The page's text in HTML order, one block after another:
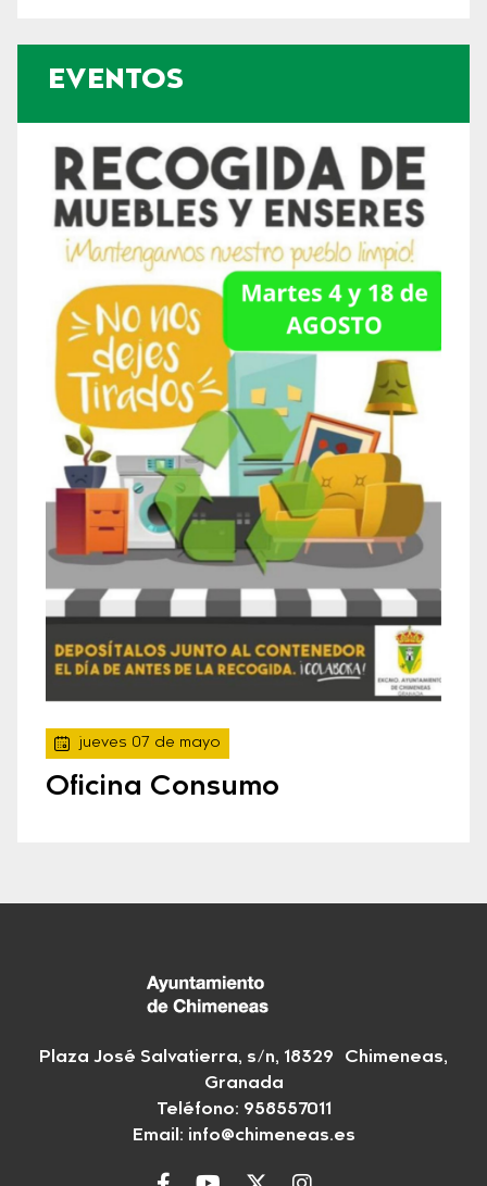
EVENTOS
jueves 07 de mayo
Oficina Consumo
Plaza José Salvatierra, s/n, 18329 Chimeneas,
Granada
Teléfono: 958557011
Email: info@chimeneas.es